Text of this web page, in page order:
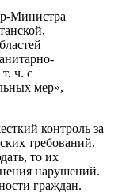
Министра
ч. с
мер», —
контроль за
требований.
то их
нарушений.
граждан.